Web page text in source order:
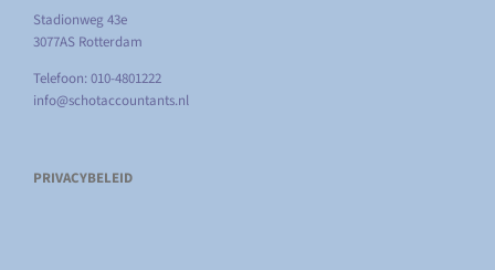
Stadionweg 43e
3077AS Rotterdam
Telefoon: 010-4801222
info@schotaccountants.nl
PRIVACYBELEID